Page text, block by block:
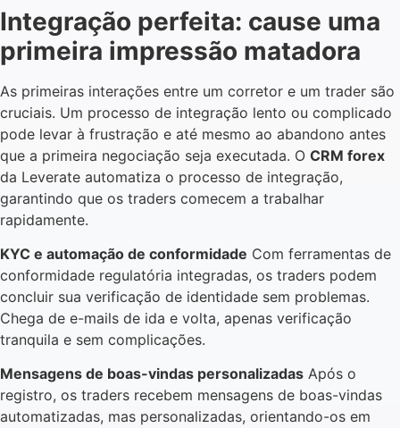
Integração perfeita: cause uma
primeira impressão matadora
As primeiras interações entre um corretor e um trader são
cruciais. Um processo de integração lento ou complicado
pode levar à frustração e até mesmo ao abandono antes
que a primeira negociação seja executada. O CRM forex
da Leverate automatiza o processo de integração,
garantindo que os traders comecem a trabalhar
rapidamente.
KYC e automação de conformidade Com ferramentas de
conformidade regulatória integradas, os traders podem
concluir sua verificação de identidade sem problemas.
Chega de e-mails de ida e volta, apenas verificação
tranquila e sem complicações.
Mensagens de boas-vindas personalizadas Após o
registro, os traders recebem mensagens de boas-vindas
automatizadas, mas personalizadas, orientando-os em